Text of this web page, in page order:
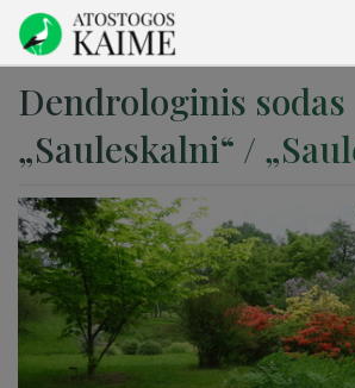
Dendrologinis sodas
„Sauleskalni“ /